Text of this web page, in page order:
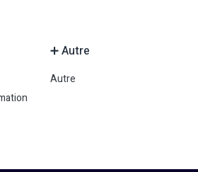
➕ Autre
Autre